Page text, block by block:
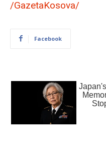
/GazetaKosova/
Facebook